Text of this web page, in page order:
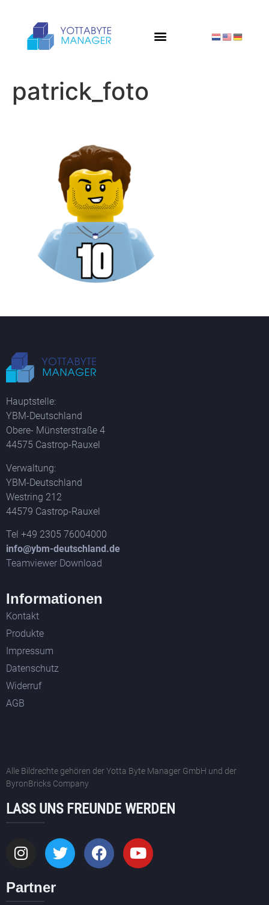
patrick_foto
Hauptstelle:
YBM-Deutschland
Obere- Münsterstraße 4
44575 Castrop-Rauxel
Verwaltung:
YBM-Deutschland
Westring 212
44579 Castrop-Rauxel
Tel +49 2305 76004000
info@ybm-deutschland.de
Teamviewer Download
Informationen
Kontakt
Produkte
Impressum
Datenschutz
Widerruf
AGB
Alle Bildrechte gehören der Yotta Byte Manager GmbH und der
ByronBricks Company
LASS UNS FREUNDE WERDEN
Partner